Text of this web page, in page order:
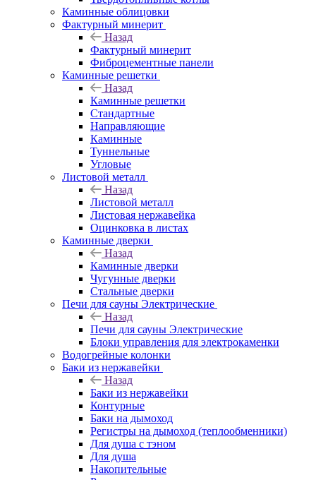
Каминные облицовки
Фактурный минерит
Назад
Фактурный минерит
Фиброцементные панели
Каминные решетки
Назад
Каминные решетки
Стандартные
Направляющие
Каминные
Туннельные
Угловые
Листовой металл
Назад
Листовой металл
Листовая нержавейка
Оцинковка в листах
Каминные дверки
Назад
Каминные дверки
Чугунные дверки
Стальные дверки
Печи для сауны Электрические
Назад
Печи для сауны Электрические
Блоки управления для электрокаменки
Водогрейные колонки
Баки из нержавейки
Назад
Баки из нержавейки
Контурные
Баки на дымоход
Регистры на дымоход (теплообменники)
Для душа с тэном
Для душа
Накопительные